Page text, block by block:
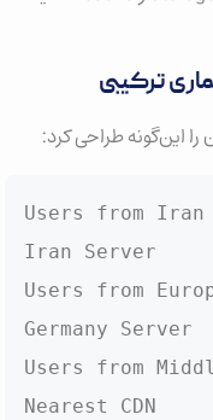
ترکیبی
این‌گونه طراحی کرد:
Users from
Iran Server
Users from
Germany Server
Users from
Nearest CDN